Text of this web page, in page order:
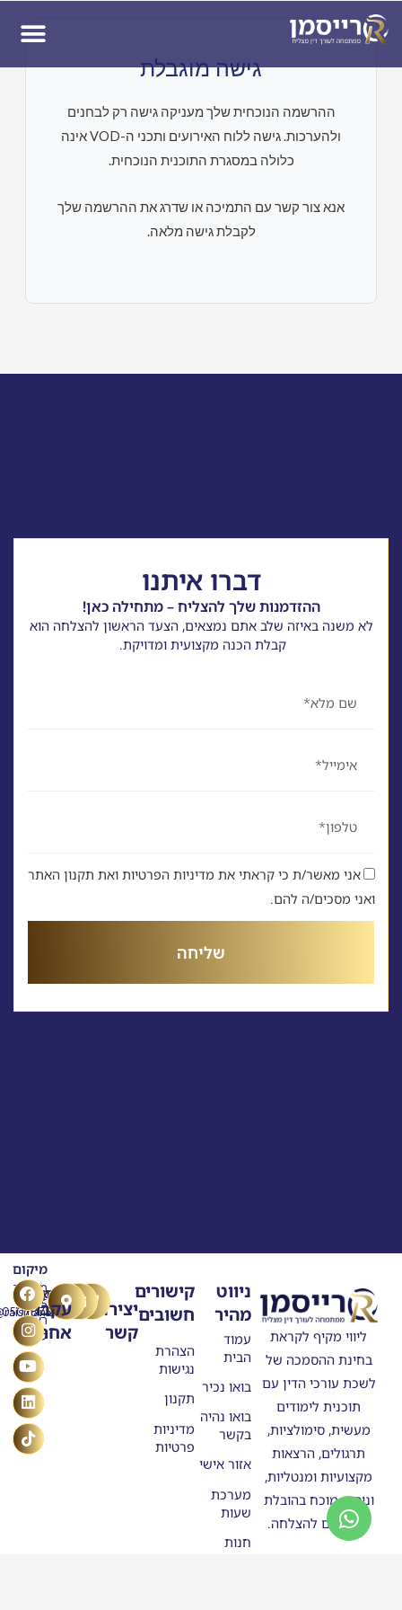
גישה מוגבלת
ההרשמה הנוכחית שלך מעניקה גישה רק לבחנים
ולהערכות. גישה ללוח האירועים ותכני ה-VOD אינה
כלולה במסגרת התוכנית הנוכחית.
אנא צור קשר עם התמיכה או שדרג את ההרשמה שלך
לקבלת גישה מלאה.
דברו איתנו
ההזדמנות שלך להצליח – מתחילה כאן!
לא משנה באיזה שלב אתם נמצאים, הצעד הראשון להצלחה הוא
קבלת הכנה מקצועית ומדויקת.
אני מאשר/ת כי קראתי את מדיניות הפרטיות ואת תקנון האתר
ואני מסכים/ה להם.
שליחה
ליווי מקיף לקראת
בחינת ההסמכה של
לשכת עורכי הדין עם
תוכנית לימודים
מעשית, סימולציות,
תרגולים, הרצאות
מקצועיות ומנטליות,
וניסיון מוכח בהובלת
מתמחים להצלחה.
ניווט
מהיר
עמוד
הבית
בואו נכיר
בואו נהיה
בקשר
אזור אישי
מערכת
שעות
חנות
קישורים
חשובים
הצהרת
נגישות
תקנון
מדיניות
פרטיות
יצירת
קשר
טלפון
0507875558
דוא"ל
ask@raisman.ac
מיקום
מרילנד
5
ראשון
לציון
עקבו
אחרינו
F
a
c
e
b
o
o
I
n
s
t
g
m
Y
o
u
t
u
b
e
L
i
n
k
e
d
T
i
k
t
o